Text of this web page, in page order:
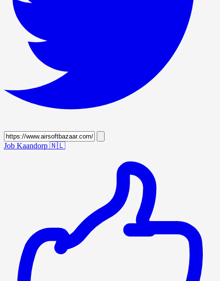
Job Kaandorp 🇳🇱